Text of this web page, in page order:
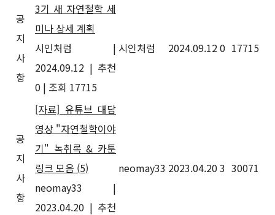
공
지
사
항
3기 새 자연철학 세
미나 상세 계획
시인처럼
|
2024.09.12 | 추천
0 | 조회 17715
시인처럼 2024.09.120 17715
공
지
사
항
[자료] 유튜브 대담
영상 "자연철학이야
기" 녹취록 & 카툰
링크 모음 (5)
neomay33
|
2023.04.20 | 추천
neomay33 2023.04.203 30071